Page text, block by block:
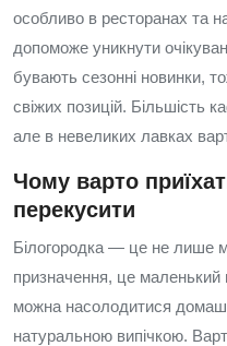
особливо в ресторанах та
допоможе уникнути
бувають сезонні новинки,
свіжих позицій. Більшість
але в невеликих лавках
Чому варто
перекусити
Білогородка — це не лише
призначення, це маленький
можна насолодитися
натуральною випічкою.